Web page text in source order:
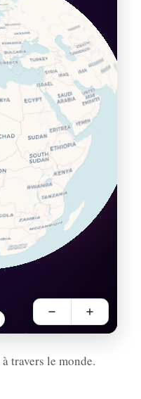
à travers le monde.